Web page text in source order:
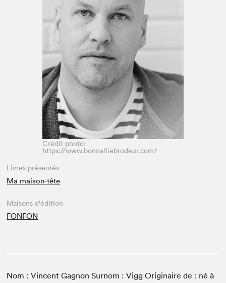
Espace enseignant·e·s
Espace pro
Crédit photo:
https://www.bonnalliebrodeur.com/
Livres présentés
Ma maison-tête
Maisons d'édition
FONFON
Nom : Vincent Gagnon Surnom : Vigg Originaire de : né à